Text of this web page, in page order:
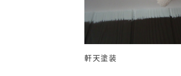
軒天塗装